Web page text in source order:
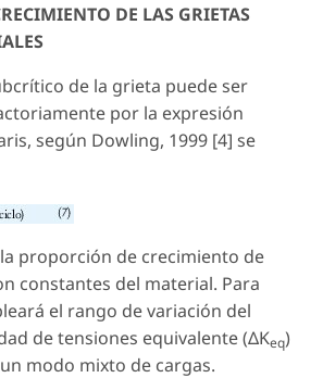
DE LAS GRIETAS
de la grieta puede ser
por la expresión
según Dowling, 1999 [4] se
proporción de crecimiento de
constantes del material. Para
el rango de variación del
de tensiones equivalente (ΔKeq)
modo mixto de cargas.